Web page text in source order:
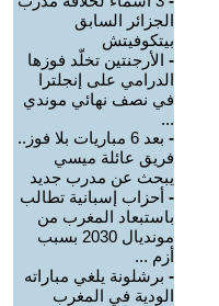
الجزائر السابق
بيتكوفيتش
- الأرجنتين تخلّد فوزها
الدرامي على إنجلترا
في نصف نهائي موندي
...
-
بعد 6 مباريات بلا فوز..
فريق عائلة ميسي
يبحث عن مدرب جديد
- أحزاب إسبانية تطالب
باستبعاد المغرب من
مونديال 2030 بسبب
أزم ...
- برشلونة يلغي مباراته
الودية في المغرب